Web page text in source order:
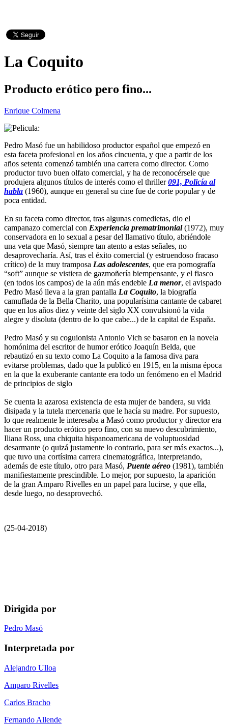
La Coquito
Producto erótico pero fino...
Enrique Colmena
Pedro Masó fue un habilidoso productor español que empezó en
esta faceta profesional en los años cincuenta, y que a partir de los
años setenta comenzó también una carrera como director. Como
productor tuvo buen olfato comercial, y ha de reconocérsele que
produjera algunos títulos de interés como el thriller091, Policía al
habla (1960), aunque en general su cine fue de corte popular y de
poca entidad.
En su faceta como director, tras algunas comedietas, dio el
campanazo comercial con Experiencia prematrimonial(1972), muy
conservadora en lo sexual a pesar del llamativo título, abriéndole
una veta que Masó, siempre tan atento a estas señales, no
desaprovecharía. Así, tras el éxito comercial (y estruendoso fracaso
crítico) de la muy tramposa Las adolescentes, que era pornografía
“soft” aunque se vistiera de gazmoñería biempensante, y el fiasco
(en todos los campos) de la aún más endeble La menor, el avispado
Pedro Masó lleva a la gran pantalla La Coquito, la biografía
camuflada de la Bella Charito, una popularísima cantante de cabaret
que en los años diez y veinte del siglo XX convulsionó la vida
alegre y disoluta (dentro de lo que cabe...) de la capital de España.
Pedro Masó y su coguionista Antonio Vich se basaron en la novela
homónima del escritor de humor erótico Joaquín Belda, que
rebautizó en su texto como La Coquito a la famosa diva para
evitarse problemas, dado que la publicó en 1915, en la misma época
en la que la exuberante cantante era todo un fenómeno en el Madrid
de principios de siglo
Se cuenta la azarosa existencia de esta mujer de bandera, su vida
disipada y la tutela mercenaria que le hacía su madre. Por supuesto,
lo que realmente le interesaba a Masó como productor y director era
hacer un producto erótico pero fino, con su nuevo descubrimiento,
Iliana Ross, una chiquita hispanoamericana de voluptuosidad
desarmante (o quizá justamente lo contrario, para ser más exactos...),
que tuvo una cortísima carrera cinematográfica, interpretando,
además de este título, otro para Masó, Puente aéreo (1981), también
manifiestamente prescindible. Lo mejor, por supuesto, la aparición
de la gran Amparo Rivelles en un papel para lucirse, y que ella,
desde luego, no desaprovechó.
(25-04-2018)
Dirigida por
Pedro Masó
Interpretada por
Alejandro Ulloa
Amparo Rivelles
Carlos Bracho
Fernando Allende